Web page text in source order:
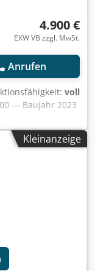
4.900 €
EXW VB zzgl. MwSt.
Anrufen
voll
— Baujahr 2023
der Kurt
& Hinweise:
Einbeck nach
Afxsr Preis 4.900
auf Anfrage
Kleinanzeige